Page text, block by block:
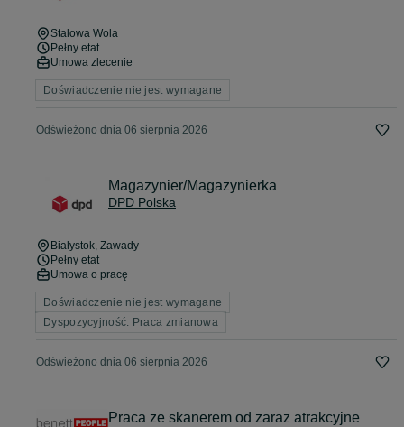
Stalowa Wola
Pełny etat
Umowa zlecenie
Doświadczenie nie jest wymagane
Odświeżono dnia 06 sierpnia 2026
Magazynier/Magazynierka
DPD Polska
Białystok, Zawady
Pełny etat
Umowa o pracę
Doświadczenie nie jest wymagane
Dyspozycyjność: Praca zmianowa
Odświeżono dnia 06 sierpnia 2026
Praca ze skanerem od zaraz atrakcyjne